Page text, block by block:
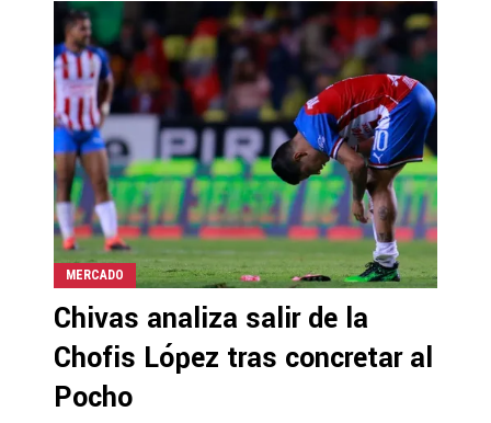
MERCADO
Chivas analiza salir de la
Chofis López tras concretar al
Pocho